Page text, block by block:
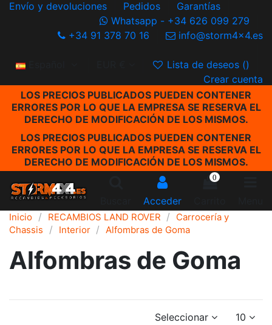
Envío y devoluciones Pedidos
Garantías
Whatsapp - +34 626 099 279
+34 91 378 70 16
info@storm4x4.es
Español Lista de deseos ()
Crear cuenta
LOS PRECIOS PUBLICADOS PUEDEN CONTENER
ERRORES POR LO QUE LA EMPRESA SE RESERVA EL
DERECHO DE MODIFICACIÓN DE LOS MISMOS.
LOS PRECIOS PUBLICADOS PUEDEN CONTENER
ERRORES POR LO QUE LA EMPRESA SE RESERVA EL
DERECHO DE MODIFICACIÓN DE LOS MISMOS.
Acceder
0
Inicio RECAMBIOS LAND ROVER
Carrocería y
Chassis
Interior Alfombras de Goma
Alfombras de Goma
Seleccionar 10